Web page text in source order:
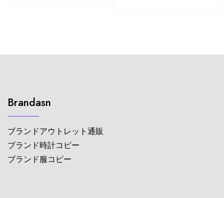
Brandasn
ブランドアウトレット通販
ブランド時計コピー
ブランド服コピー